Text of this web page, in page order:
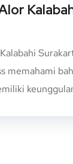
memahami